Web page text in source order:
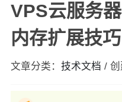
VPS云服务
内存扩展技巧
文章分类： 技术文档 / 创